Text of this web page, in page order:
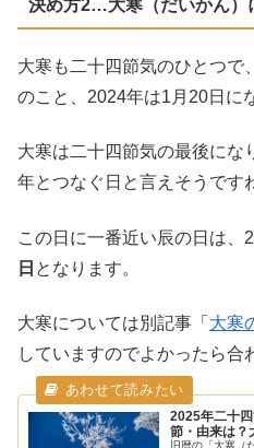
決め方2…大寒（だいかん）
大寒も二十四節気のひとつで
のこと、2024年は1月20日に
大寒は二十四節気の最後にな
年とつなぐ日と言えそうです
この日に一番近い辰の日は、
日 となります。
大寒については別記事「 大寒
していますのでよかったら合
2025年二十
節・由来は？
旧暦の「大寒（